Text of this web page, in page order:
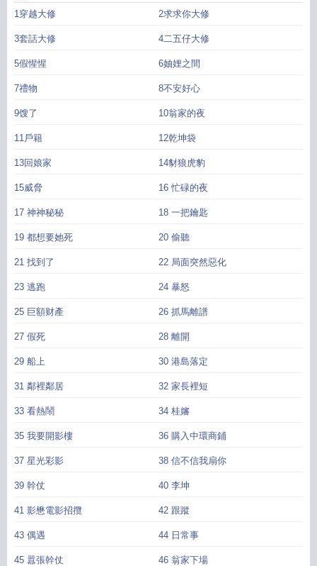
1穿越大修 2求求你大修
3套話大修 4二五仔大修
5假惺惺 6妯娌之間
7禮物 8不安好心
9馊了 10翁家的夜
11戶籍 12乾坤袋
13回娘家 14豺狼虎豹
15威脅 16 忙碌的夜
17 神神秘秘 18 一把鑰匙
19 都想要她死 20 偷聽
21 找到了 22 局面突然惡化
23 逃跑 24 暴怒
25 巨額财產 26 抓馬離譜
27 假死 28 離開
29 船上 30 港島落定
31 鄰裡鄰居 32 家長裡短
33 看熱鬧 34 桂嬸
35 我要開影樓 36 購入中環商鋪
37 星光彩影 38 信不信我扇你
39 幹仗 40 李坤
41 影懋電影招攬 42 跟蹤
43 偶遇 44 日常事
45 囂張幹仗 46 翁家下場